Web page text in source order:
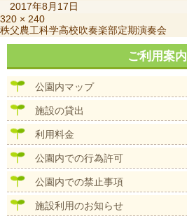
稿
日:
2017年8月17日
フ
ル
サ
ズ
320 × 240
投
稿
ビ
秩父農工科学高校吹奏楽部定期演奏会
ご利用案内
公園内マップ
施設の貸出
利用料金
公園内での行為許可
公園内での禁止事項
施設利用のお知らせ